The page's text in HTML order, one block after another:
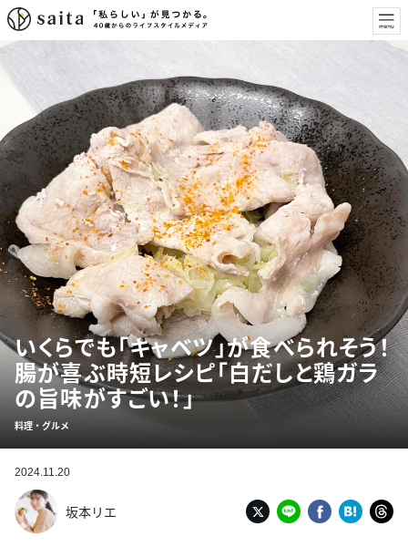
いくらでも「キャベツ」が食べられそう！
腸が喜ぶ時短レシピ「白だしと鶏ガラ
の旨味がすごい！」
料理・グルメ
2024.11.20
坂本リエ